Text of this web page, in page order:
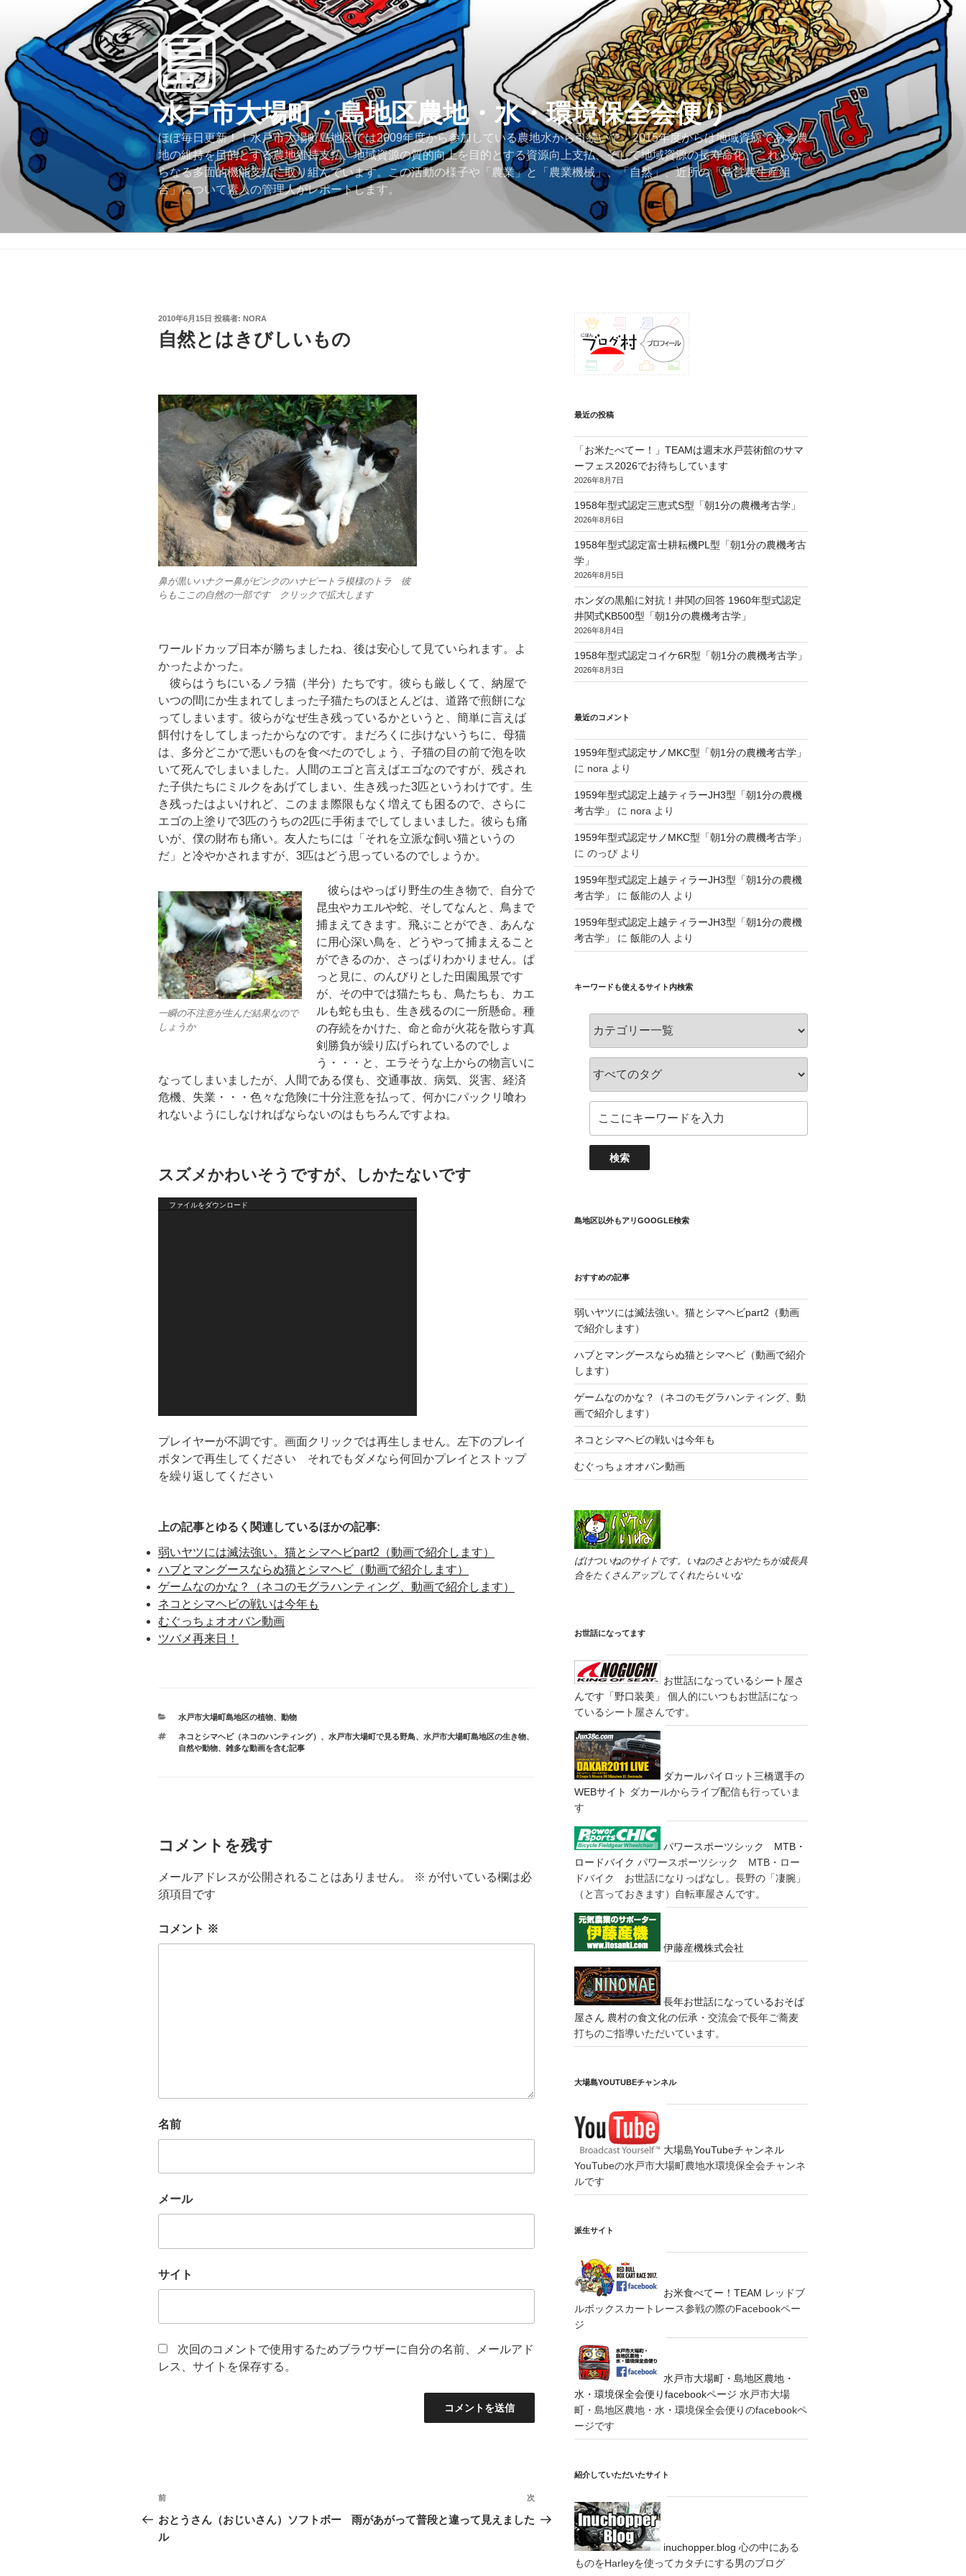
ツ
へ
水戸市大場町・島地区農地・水・環境保全会便り
ほぼ毎日更新！！水戸市大場町島地区では2009年度から参加している農地水から引続いて、2015年度からは地域資源である農
地の維持を目的とする農地維持支払、地域資源の質的向上を目的とする資源向上支払、そして地域資源の長寿命化、これらか
らなる多面的機能支払に取り組んでいます。この活動の様子や「農業」と「農業機械」、「自然」、近所の「島営農生産組
合」について素人の管理人がレポートします。
投
日:
2010年6月15日 投稿者: NORA
自然とはきびしいもの
鼻が黒いハナクー鼻がピンクのハナピートラ模様のトラ 彼
らもここの自然の一部です クリックで拡大します
ワールドカップ日本が勝ちましたね、後は安心して見ていられます。よ
かったよかった。
彼らはうちにいるノラ猫（半分）たちです。彼らも厳しくて、納屋で
いつの間にか生まれてしまった子猫たちのほとんどは、道路で煎餅にな
ってしまいます。彼らがなぜ生き残っているかというと、簡単に言えば
餌付けをしてしまったからなのです。まだろくに歩けないうちに、母猫
は、多分どこかで悪いものを食べたのでしょう、子猫の目の前で泡を吹
いて死んでしまいました。人間のエゴと言えばエゴなのですが、残され
た子供たちにミルクをあげてしまい、生き残った3匹というわけです。生
き残ったはよいけれど、このまま際限もなく増えても困るので、さらに
エゴの上塗りで3匹のうちの2匹に手術までしてしまいました。彼らも痛
いが、僕の財布も痛い。友人たちには「それを立派な飼い猫というの
だ」と冷やかされますが、3匹はどう思っているのでしょうか。
一瞬の不注意が生んだ結果なので
しょうか
彼らはやっぱり野生の生き物で、自分で
昆虫やカエルや蛇、そしてなんと、鳥まで
捕まえてきます。飛ぶことができ、あんな
に用心深い鳥を、どうやって捕まえること
ができるのか、さっぱりわかりません。ぱ
っと見に、のんびりとした田園風景です
が、その中では猫たちも、鳥たちも、カエ
ルも蛇も虫も、生き残るのに一所懸命。種
の存続をかけた、命と命が火花を散らす真
剣勝負が繰り広げられているのでしょ
う・・・と、エラそうな上からの物言いに
なってしまいましたが、人間である僕も、交通事故、病気、災害、経済
危機、失業・・・色々な危険に十分注意を払って、何かにパックリ喰わ
れないようにしなければならないのはもちろんですよね。
スズメかわいそうですが、しかたないです
ファイルをダウンロード
プレイヤーが不調です。画面クリックでは再生しません。左下のプレイ
ボタンで再生してください それでもダメなら何回かプレイとストップ
を繰り返してください
上の記事とゆるく関連しているほかの記事:
弱いヤツには滅法強い。猫とシマヘビpart2（動画で紹介します）
ハブとマングースならぬ猫とシマヘビ（動画で紹介します）
ゲームなのかな？（ネコのモグラハンティング、動画で紹介します）
ネコとシマヘビの戦いは今年も
むぐっちょオオバン動画
ツバメ再来日！
カ
ゴ
リ
水戸市大場町島地区の植物、動物
タ
グ
ネコとシマヘビ（ネコのハンティング） 、 水戸市大場町で見る野鳥、 水戸市大場町島地区の生き物、
自然や動物、雑多な動画を含む記事
コメントを残す
メールアドレスが公開されることはありません。 ※ が付いている欄は必
須項目です
コメント ※
名前
メール
サイト
次回のコメントで使用するためブラウザーに自分の名前、メールアド
レス、サイトを保存する。
投
稿
ナ
前
の
投
前
おとうさん（おじいさん）ソフトボー
ル
次
の
次
雨があがって普段と違って見えました
最近の投稿
「お米たべてー！」TEAMは週末水戸芸術館のサマ
ーフェス2026でお待ちしています
2026年8月7日
1958年型式認定三恵式S型「朝1分の農機考古学」
2026年8月6日
1958年型式認定富士耕耘機PL型「朝1分の農機考古
学」
2026年8月5日
ホンダの黒船に対抗！井関の回答 1960年型式認定
井関式KB500型「朝1分の農機考古学」
2026年8月4日
1958年型式認定コイケ6R型「朝1分の農機考古学」
2026年8月3日
最近のコメント
1959年型式認定サノMKC型「朝1分の農機考古学」
に nora より
1959年型式認定上越ティラーJH3型「朝1分の農機
考古学」
に nora より
1959年型式認定サノMKC型「朝1分の農機考古学」
に のっぴより
1959年型式認定上越ティラーJH3型「朝1分の農機
考古学」
に 飯能の人 より
1959年型式認定上越ティラーJH3型「朝1分の農機
考古学」
に 飯能の人 より
キーワードも使えるサイト内検索
島地区以外もアリGOOGLE検索
おすすめの記事
弱いヤツには滅法強い。猫とシマヘビpart2（動画
で紹介します）
ハブとマングースならぬ猫とシマヘビ（動画で紹介
します）
ゲームなのかな？（ネコのモグラハンティング、動
画で紹介します）
ネコとシマヘビの戦いは今年も
むぐっちょオオバン動画
ばけついねのサイトです。いねのさとおやたちが成長具
合をたくさんアップしてくれたらいいな
お世話になってます
お世話になっているシート屋さ
んです「野口装美」
個人的にいつもお世話になっ
ているシート屋さんです。
ダカールパイロット三橋選手の
WEBサイト ダカールからライブ配信も行っていま
す
パワースポーツシック MTB・
ロードバイク パワースポーツシック MTB・ロー
ドバイク お世話になりっぱなし。長野の「凄腕」
（と言っておきます）自転車屋さんです。
伊藤産機株式会社
長年お世話になっているおそば
屋さん 農村の食文化の伝承・交流会で長年ご蕎麦
打ちのご指導いただいています。
大場島YOUTUBEチャンネル
大場島YouTubeチャンネル
YouTubeの水戸市大場町農地水環境保全会チャンネ
ルです
派生サイト
お米食べてー！TEAM レッドブ
ルボックスカートレース参戦の際のFacebookペー
ジ
水戸市大場町・島地区農地・
水・環境保全会便りfacebookページ 水戸市大場
町・島地区農地・水・環境保全会便りのfacebookペ
ージです
紹介していただいたサイト
inuchopper.blog 心の中にある
ものをHarleyを使ってカタチにする男のブログ